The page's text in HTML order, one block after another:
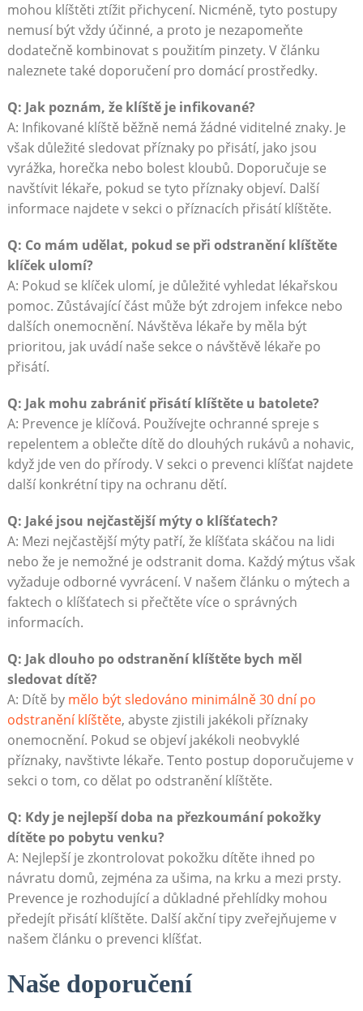
mohou klíštěti ztížit přichycení. Nicméně, tyto postupy
nemusí být vždy účinné, a proto je nezapomeňte
dodatečně kombinovat s použitím pinzety. V článku
naleznete také doporučení pro domácí prostředky.
Q: Jak poznám, že klíště je infikované?
A: Infikované klíště běžně nemá žádné viditelné znaky. Je
však důležité sledovat příznaky po přisátí, jako jsou
vyrážka, horečka nebo bolest kloubů. Doporučuje se
navštívit lékaře, pokud se tyto příznaky objeví. Další
informace najdete v sekci o příznacích přisátí klíštěte.
Q: Co mám udělat, pokud se při odstranění klíštěte
klíček ulomí?
A: Pokud se klíček ulomí, je důležité vyhledat lékařskou
pomoc. Zůstávající část může být zdrojem infekce nebo
dalších onemocnění. Návštěva lékaře by měla být
prioritou, jak uvádí naše sekce o návštěvě lékaře po
přisátí.
Q: Jak mohu zabrániť přisátí klíštěte u batolete?
A: Prevence je klíčová. Používejte ochranné spreje s
repelentem a oblečte dítě do dlouhých rukávů a nohavic,
když jde ven do přírody. V sekci o prevenci klíšťat najdete
další konkrétní tipy na ochranu dětí.
Q: Jaké jsou nejčastější mýty o klíšťatech?
A: Mezi nejčastější mýty patří, že klíšťata skáčou na lidi
nebo že je nemožné je odstranit doma. Každý mýtus však
vyžaduje odborné vyvrácení. V našem článku o mýtech a
faktech o klíšťatech si přečtěte více o správných
informacích.
Q: Jak dlouho po odstranění klíštěte bych měl
sledovat dítě?
A: Dítě by mělo být sledováno minimálně 30 dní po
odstranění klíštěte, abyste zjistili jakékoli příznaky
onemocnění. Pokud se objeví jakékoli neobvyklé
příznaky, navštivte lékaře. Tento postup doporučujeme v
sekci o tom, co dělat po odstranění klíštěte.
Q: Kdy je nejlepší doba na přezkoumání pokožky
dítěte po pobytu venku?
A: Nejlepší je zkontrolovat pokožku dítěte ihned po
návratu domů, zejména za ušima, na krku a mezi prsty.
Prevence je rozhodující a důkladné přehlídky mohou
předejít přisátí klíštěte. Další akční tipy zveřejňujeme v
našem článku o prevenci klíšťat.
Naše doporučení